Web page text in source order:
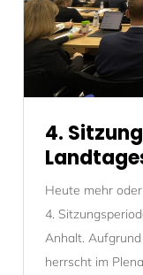
4.
Heute mehr
4.
Anhalt.
herrscht im